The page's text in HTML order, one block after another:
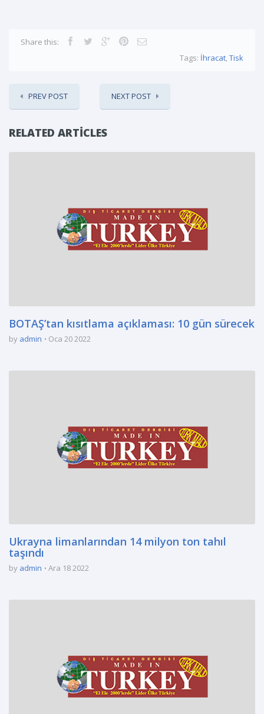
Share this:
Tags: İhracat,Tisk
PREV POST NEXT POST
RELATED ARTICLES
BOTAŞ’tan kısıtlama açıklaması: 10 gün sürecek
by admin Oca 20 2022
Ukrayna limanlarından 14 milyon ton tahıl
taşındı
by admin Ara 18 2022